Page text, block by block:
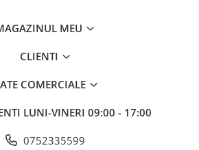
MEU
CLIENTI
COMERCIALE
LUNI-VINERI 09:00 - 17:00
0752335599